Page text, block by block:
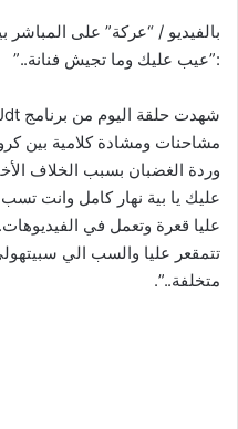
بالفيديو / “عركة” على المباشر
:”عيب عليك وما تجيش فنانة..”
مشاحنات ومشادة كلامية بين
وردة الغضبان بسبب الخلاف
عليك يا بية نهار كامل وانت
عليا قعرة وتعمل في
تتمقعر عليا والسب الي
متخلفة..”.